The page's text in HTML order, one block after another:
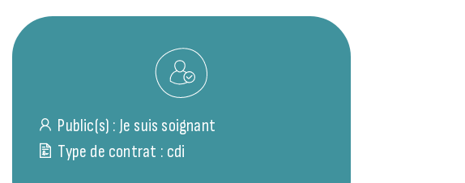
Public(s) : Je suis soignant
Type de contrat : cdi